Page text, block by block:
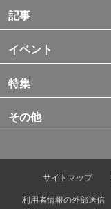
記事
イベント
特集
その他
サイトマップ
利用者情報の外部送信